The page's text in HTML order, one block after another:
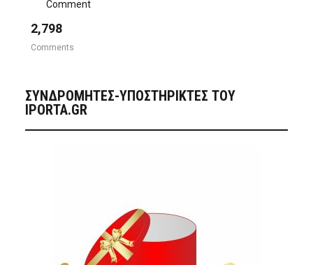
Comment
2,798
Comments
ΣΥΝΔΡΟΜΗΤΈΣ-ΥΠΟΣΤΗΡΙΚΤΈΣ ΤΟΥ
IPORTA.GR